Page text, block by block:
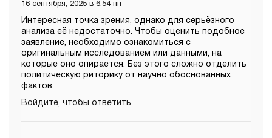
16 сентября, 2025 в 6:54 пп
Интересная точка зрения, однако для серьёзного
анализа её недостаточно. Чтобы оценить подобное
заявление, необходимо ознакомиться с
оригинальным исследованием или данными, на
которые оно опирается. Без этого сложно отделить
политическую риторику от научно обоснованных
фактов.
Войдите, чтобы ответить